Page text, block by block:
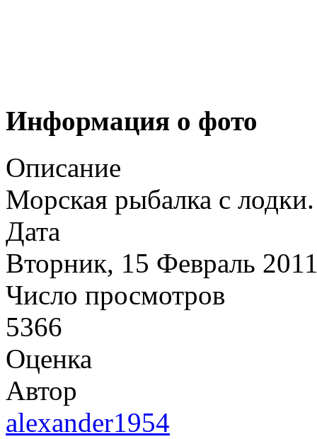
Информация о фото
Описание
Морская рыбалка с
Дата
Вторник, 15 Февраль
Число просмотров
5366
Оценка
Автор
alexander1954